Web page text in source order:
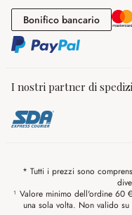
Bonifico bancario
I nostri partner di
* Tutti i prezzi sono
¹ Valore minimo dell'ordine 60
una sola volta. Non valido